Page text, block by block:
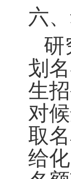
六
研
划
生
对
取
给